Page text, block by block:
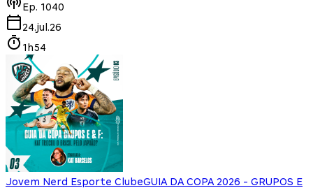
Ep. 1040
24.jul.26
1h54
Jovem Nerd Esporte ClubeGUIA DA COPA 2026 - GRUPOS E